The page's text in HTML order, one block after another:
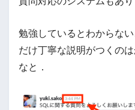
勉強しているとわからな
だけ丁寧な説明がつくの
なと．